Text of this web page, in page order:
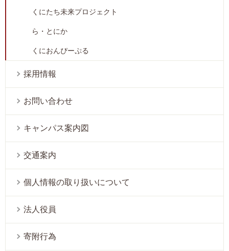
くにたち未来プロジェクト
ら・とにか
くにおんぴーぷる
採用情報
お問い合わせ
キャンパス案内図
交通案内
個人情報の取り扱いについて
法人役員
寄附行為